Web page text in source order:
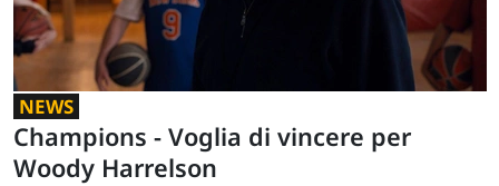
NEWS
Champions - Voglia di vincere per
Woody Harrelson